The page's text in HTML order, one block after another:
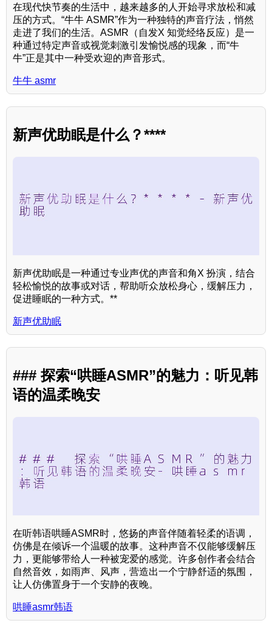
在现代快节奏的生活中，越来越多的人开始寻求放松和减
压的方式。“牛牛 ASMR”作为一种独特的声音疗法，悄然
走进了我们的生活。ASMR（自发X 知觉经络反应）是一
种通过特定声音或视觉刺激引发愉悦感的现象，而“牛
牛”正是其中一种受欢迎的声音形式。
牛牛 asmr
新声优助眠是什么？****
新声优助眠是一种通过专业声优的声音和角X 扮演，结合
轻松愉悦的故事或对话，帮助听众放松身心，缓解压力，
促进睡眠的一种方式。**
新声优助眠
### 探索“哄睡ASMR”的魅力：听见韩
语的温柔晚安
在听韩语哄睡ASMR时，悠扬的声音伴随着轻柔的语调，
仿佛是在倾诉一个温暖的故事。这种声音不仅能够缓解压
力，更能够带给人一种被宠爱的感觉。许多创作者会结合
自然音效，如雨声、风声，营造出一个宁静舒适的氛围，
让人仿佛置身于一个安静的夜晚。
哄睡asmr韩语